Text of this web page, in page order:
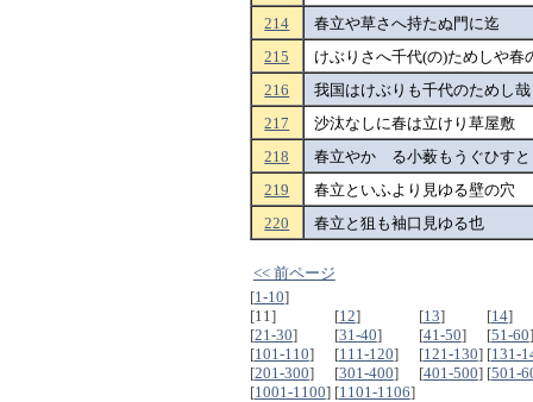
214
春立や草さへ持たぬ門に迄
215
けぶりさへ千代(の)ためしや春
216
我国はけぶりも千代のためし哉
217
沙汰なしに春は立けり草屋敷
218
春立やかゝる小薮もうぐひすと
219
春立といふより見ゆる壁の穴
220
春立と狙も袖口見ゆる也
<< 前ページ
[1-10]
[11]
[12] [13] [14]
[21-30] [31-40] [41-50] [51-60
[101-110] [111-120] [121-130] [131-
[201-300] [301-400] [401-500] [501-
[1001-1100] [1101-1106]